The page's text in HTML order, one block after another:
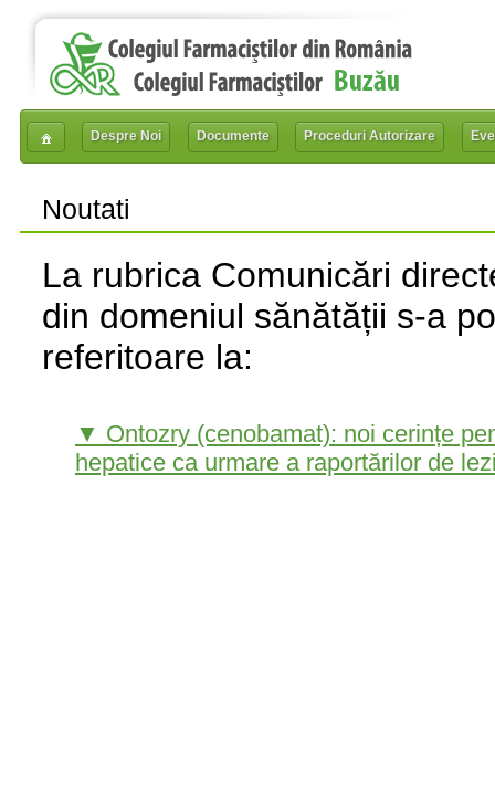
Despre Noi Documente Proceduri Autorizare
Noutati
La rubrica Comunicări
din domeniul sănătății s-a
referitoare la:
▼ Ontozry (cenobamat): noi cerințe
hepatice ca urmare a raportărilor de